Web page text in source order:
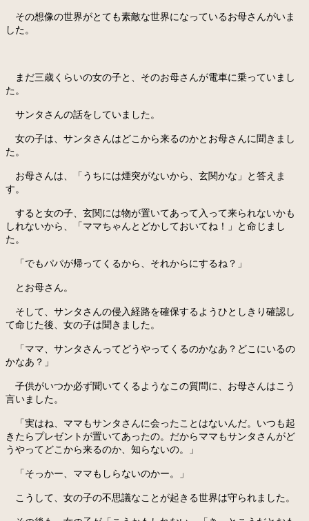
その想像の世界がとても素敵な世界になっているお母さんがいま
した。
まだ三歳くらいの女の子と、そのお母さんが電車に乗っていまし
た。
サンタさんの話をしていました。
女の子は、サンタさんはどこから来るのかとお母さんに聞きまし
た。
お母さんは、「うちには煙突がないから、玄関かな」と答えま
す。
すると女の子、玄関には物が置いてあって入って来られないかも
しれないから、「ママちゃんとどかしておいてね！」と命じまし
た。
「でもパパが帰ってくるから、それからにするね？」
とお母さん。
そして、サンタさんの侵入経路を確保するようひとしきり確認し
て命じた後、女の子は聞きました。
「ママ、サンタさんってどうやってくるのかなあ？どこにいるの
かなあ？」
子供がいつか必ず聞いてくるようなこの質問に、お母さんはこう
言いました。
「実はね、ママもサンタさんに会ったことはないんだ。いつも起
きたらプレゼントが置いてあったの。だからママもサンタさんがど
うやってどこから来るのか、知らないの。」
「そっかー、ママもしらないのかー。」
こうして、女の子の不思議なことが起きる世界は守られました。